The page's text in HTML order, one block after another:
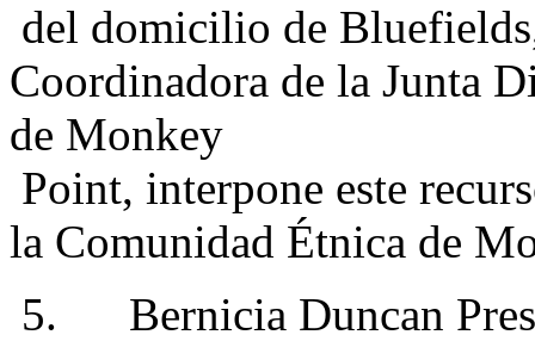
del domicilio de
Coordinadora de la Junta
de Monkey
Point, interpone este
la Comunidad Étnica de
5. Bernicia Duncan